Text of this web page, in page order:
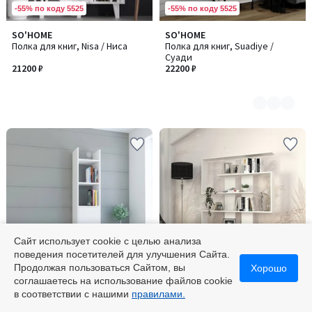
-55% по коду 5525
SO'HOME
Полка для книг, Nisa / Ниса
21200 ₽
-55% по коду 5525
SO'HOME
Полка для книг, Suadiye /
Суади
22200 ₽
Количество
цветов:
3
-55% по коду 5525
SO'HOME
Полка для книг, Esbi / Эзби 103
SO'HOME
Полка для книг, Rain / Рейн
Количество
цветов:
Сайт использует cookie с целью анализа
поведения посетителей для улучшения Сайта.
Продолжая пользоваться Сайтом, вы
соглашаетесь на использование файлов cookie
в соответствии с нашими правилами.
Хорошо